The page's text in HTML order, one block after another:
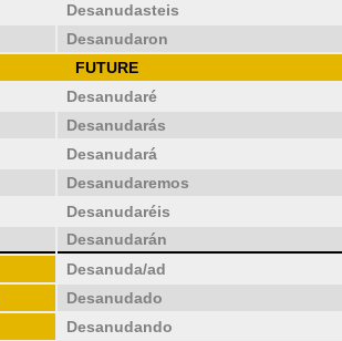
Desanudasteis
Desanudaron
FUTURE
Desanudaré
Desanudarás
Desanudará
Desanudaremos
Desanudaréis
Desanudarán
Desanuda/ad
Desanudado
Desanudando